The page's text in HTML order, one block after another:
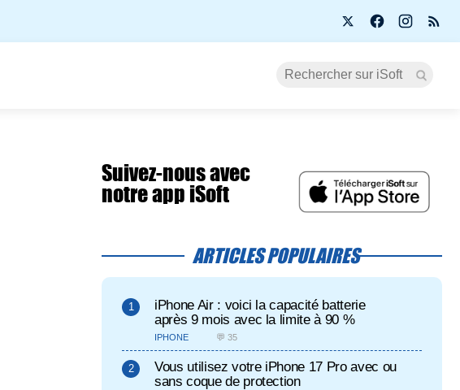
Suivez-nous avec
notre app iSoft
ARTICLES POPULAIRES
iPhone Air : voici la capacité batterie
après 9 mois avec la limite à 90 %
IPHONE 💬 35
Vous utilisez votre iPhone 17 Pro avec ou
sans coque de protection